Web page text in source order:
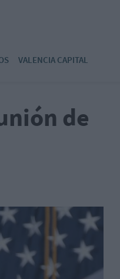
VALENCIA CAPITAL
de